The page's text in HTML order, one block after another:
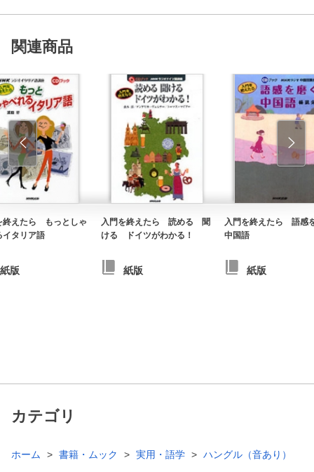
関連商品
終えたら もっとしゃ
イタリア語
紙版
入門を終えたら 読める 聞
ける ドイツがわかる！
紙版
入門を終えたら 語感
中国語
紙版
カテゴリ
ホーム 書籍・ムック 実用・語学 ハングル（音あり）